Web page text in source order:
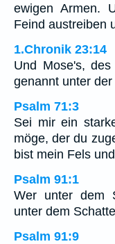
ewigen Armen.
Feind austreiben
1.Chronik 23:14
Und Mose's,
genannt unter
Psalm 71:3
Sei mir ein
möge, der du
bist mein Fels
Psalm 91:1
Wer unter dem
unter dem
Psalm 91:9